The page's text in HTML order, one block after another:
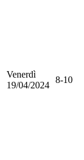
Venerdì
19/04/2024
8-10